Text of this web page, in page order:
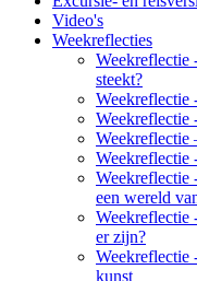
Video's
Weekreflecties
Weekreflectie
steekt?
Weekreflectie
Weekreflectie
Weekreflectie
Weekreflectie
Weekreflectie
een wereld
Weekreflectie
er zijn?
Weekreflectie
kunst